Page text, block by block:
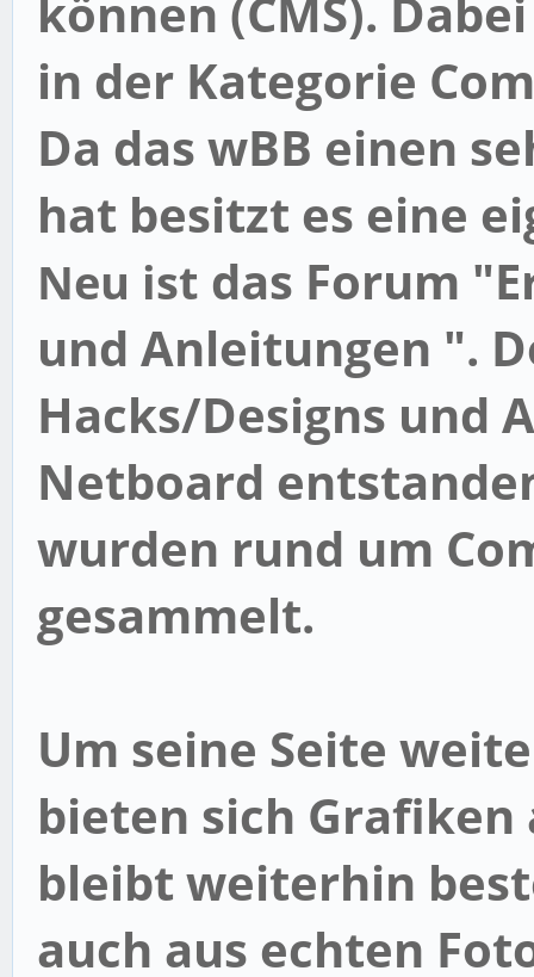
können (CMS).
in der Kategorie
Da das wBB einen
hat besitzt es eine
Neu ist das Forum "
und Anleitungen ".
Hacks/Designs und
Netboard
wurden rund um
gesammelt.
Um seine Seite
bieten sich Grafiken
bleibt weiterhin
auch aus echten